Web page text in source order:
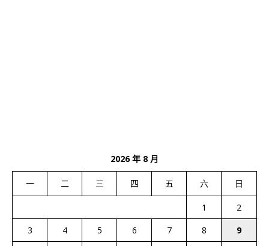
2026 年 8 月
一 二 三 四 五 六 日
1
2
3
4 5 6 7 8
9